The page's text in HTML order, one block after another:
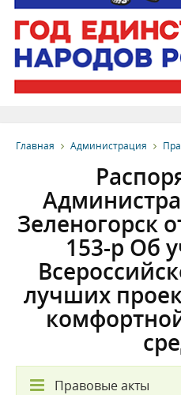
Главная Администрация
Зеленогорск
153-р Об
лучших
Правовые акты